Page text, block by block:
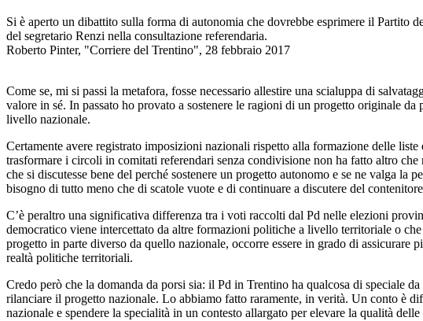
Si è aperto un dibattito sulla forma di autonomia che dovrebbe esprimere il Partito
del segretario Renzi nella consultazione referendaria.
Roberto Pinter, "Corriere del Trentino", 28 febbraio 2017
Come se, mi si passi la metafora, fosse necessario allestire una scialuppa di
valore in sé. In passato ho provato a sostenere le ragioni di un progetto originale
livello nazionale.
Certamente avere registrato imposizioni nazionali rispetto alla formazione delle
trasformare i circoli in comitati referendari senza condivisione non ha fatto altro
che si discutesse bene del perché sostenere un progetto autonomo e se ne valga
bisogno di tutto meno che di scatole vuote e di continuare a discutere del
C’è peraltro una significativa differenza tra i voti raccolti dal Pd nelle elezioni
democratico viene intercettato da altre formazioni politiche a livello territoriale o
progetto in parte diverso da quello nazionale, occorre essere in grado di
realtà politiche territoriali.
Credo però che la domanda da porsi sia: il Pd in Trentino ha qualcosa di speciale
rilanciare il progetto nazionale. Lo abbiamo fatto raramente, in verità. Un conto è
nazionale e spendere la specialità in un contesto allargato per elevare la qualità